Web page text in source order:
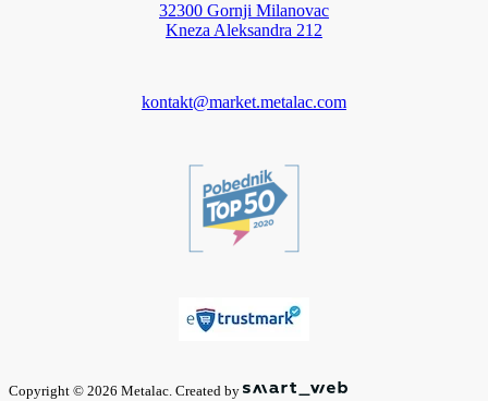
32300 Gornji Milanovac
Kneza Aleksandra 212
kontakt@market.metalac.com
Copyright © 2026 Metalac. Created by